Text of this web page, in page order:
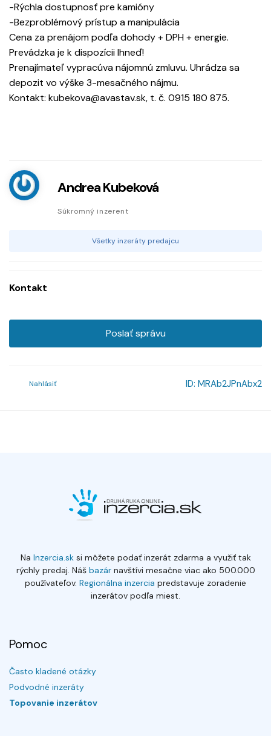
-Rýchla dostupnosť pre kamióny
-Bezproblémový prístup a manipulácia
Cena za prenájom podľa dohody + DPH + energie.
Prevádzka je k dispozícii Ihneď!
Prenajímateľ vypracúva nájomnú zmluvu. Uhrádza sa
depozit vo výške 3-mesačného nájmu.
Kontakt: kubekova@avastav.sk, t. č. 0915 180 875.
Andrea Kubeková
Súkromný inzerent
Všetky inzeráty predajcu
Kontakt
Poslať správu
Nahlásiť ID: MRAb2JPnAbx2
Na Inzercia.sksi môžete podať inzerát zdarma a využiť tak
rýchly predaj. Náš bazárnavštívi mesačne viac ako 500.000
používateľov. Regionálna inzercia predstavuje zoradenie
inzerátov podľa miest.
Pomoc
Často kladené otázky
Podvodné inzeráty
Topovanie inzerátov